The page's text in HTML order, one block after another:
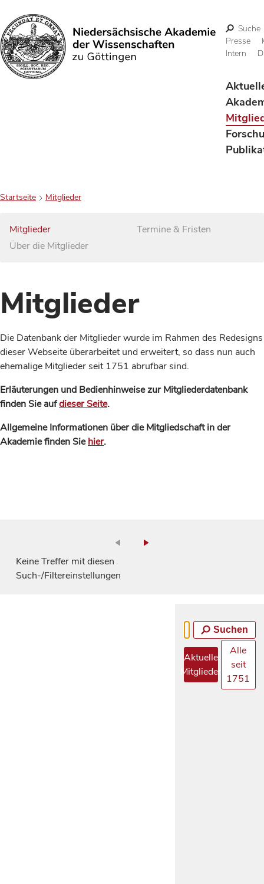
Suchen
Suche
Presse
Intern
Startseite Mitglieder
Mitglieder
Über die Mitglieder
Termine & Fristen
Mitglieder
Die Datenbank der Mitglieder wurde im Rahmen des Redesigns
dieser Webseite überarbeitet und erweitert, so dass nun auch
ehemalige Mitglieder seit 1751 abrufbar sind.
Erläuterungen und Bedienhinweise zur Mitgliederdatenbank
finden Sie aufdieser Seite.
Allgemeine Informationen über die Mitgliedschaft in der
Akademie finden Siehier.
Keine Treffer mit diesen
Such-/Filtereinstellungen
Suchen
Aktuelle
Mitglieder
Alle
seit
1751